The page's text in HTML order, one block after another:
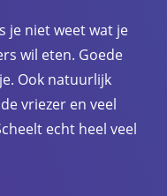
je niet weet wat je
wil eten. Goede
Ook natuurlijk
vriezer en veel
echt heel veel